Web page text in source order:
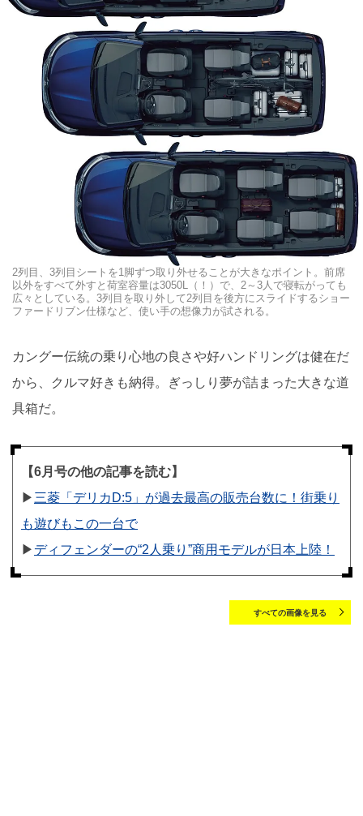
2列目、3列目シートを1脚ずつ取り外せることが大きなポイント。前席
以外をすべて外すと荷室容量は3050L（！）で、2～3人で寝転がっても
広々としている。3列目を取り外して2列目を後方にスライドするショー
ファードリブン仕様など、使い手の想像力が試される。
カングー伝統の乗り心地の良さや好ハンドリングは健在だ
から、クルマ好きも納得。ぎっしり夢が詰まった大きな道
具箱だ。
【6月号の他の記事を読む】
▶︎ 三菱「デリカD:5」が過去最高の販売台数に！街乗り
も遊びもこの一台で
▶︎ ディフェンダーの“2人乗り”商用モデルが日本上陸！
すべての画像を見る